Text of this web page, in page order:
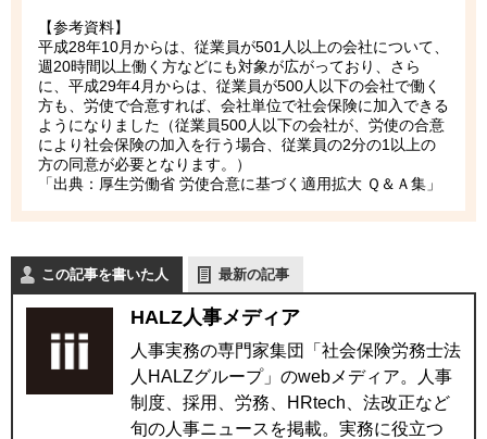
【参考資料】
平成28年10月からは、従業員が501人以上の会社について、
週20時間以上働く方などにも対象が広がっており、さら
に、平成29年4月からは、従業員が500人以下の会社で働く
方も、労使で合意すれば、会社単位で社会保険に加入できる
ようになりました（従業員500人以下の会社が、労使の合意
により社会保険の加入を行う場合、従業員の2分の1以上の
方の同意が必要となります。）
「出典：厚生労働省 労使合意に基づく適用拡大 Ｑ＆Ａ集」
この記事を書いた人 最新の記事
HALZ人事メディア
人事実務の専門家集団「社会保険労務士法
人HALZグループ」のwebメディア。人事
制度、採用、労務、HRtech、法改正など
旬の人事ニュースを掲載。実務に役立つ